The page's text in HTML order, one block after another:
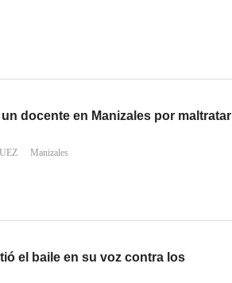
docente en Manizales por maltratar
Manizales
el baile en su voz contra los